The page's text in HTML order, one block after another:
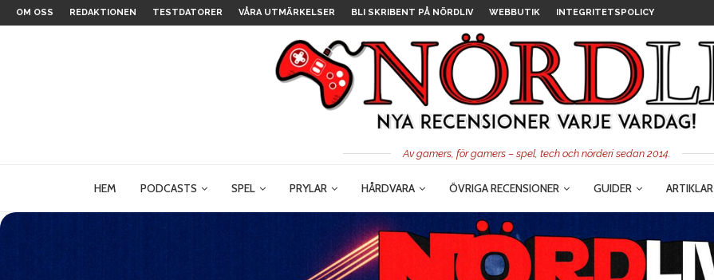
OM OSS REDAKTIONEN TESTDATORER VÅRA UTMÄRKELSER BLI SKRIBENT PÅ NÖRDLIV WEBBUTIK INTEGRITETSPOLICY
Av gamers, för gamers – spel, tech och nörderi sedan 2014.
HEM PODCASTS SPEL PRYLAR HÅRDVARA ÖVRIGA RECENSIONER GUIDER ARTIKLAR